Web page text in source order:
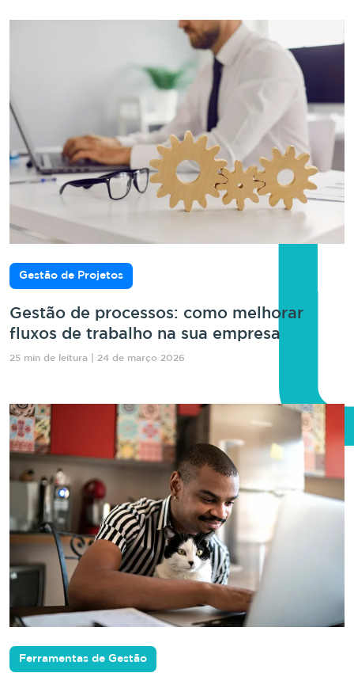
Gestão de Projetos
Gestão de processos: como melhorar
fluxos de trabalho na sua empresa
25 min de leitura | 24 de março 2026
Ferramentas de Gestão